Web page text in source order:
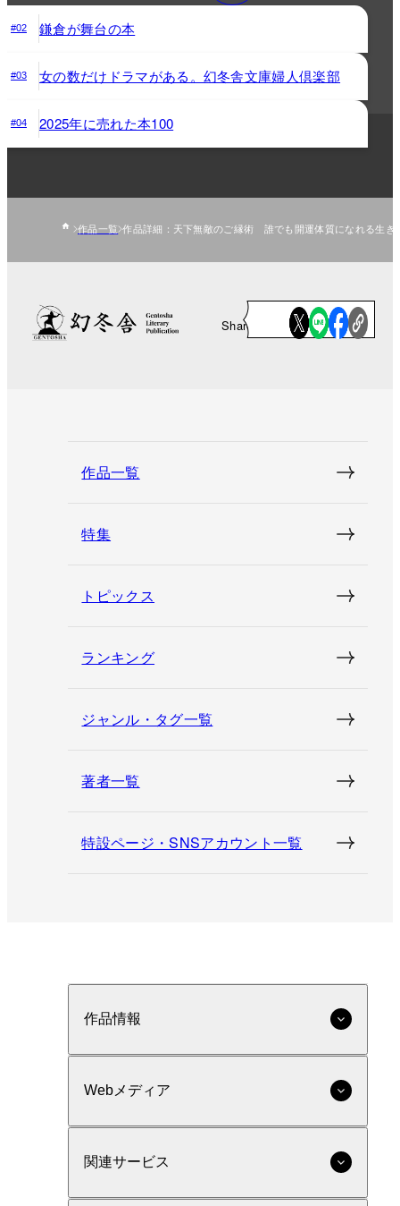
#02 鎌倉が舞台の本
#03 女の数だけドラマがある。幻冬舎文庫婦人倶楽部
#04 2025年に売れた本100
作品一覧 作品詳細：天下無敵のご縁術 誰でも開運体質になれる生き
Share
作品一覧
特集
トピックス
ランキング
ジャンル・タグ一覧
著者一覧
特設ページ・SNSアカウント一覧
作品情報
Webメディア
関連サービス